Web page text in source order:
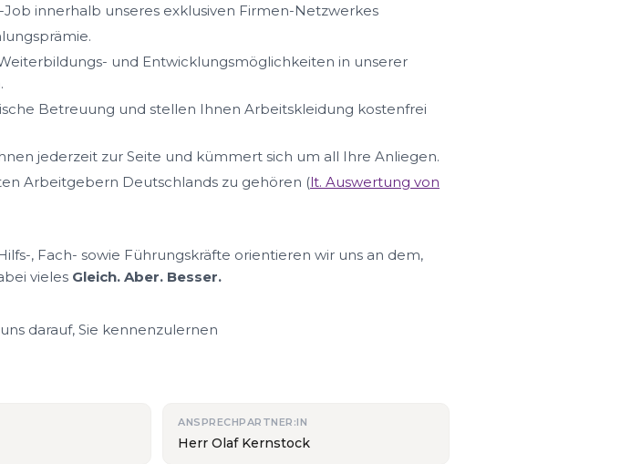
innerhalb unseres exklusiven Firmen-Netzwerkes
und Entwicklungsmöglichkeiten in unserer
Betreuung und stellen Ihnen Arbeitskleidung kostenfrei
jederzeit zur Seite und kümmert sich um all Ihre Anliegen.
Arbeitgebern Deutschlands zu gehören (lt. Auswertung von
, Fach- sowie Führungskräfte orientieren wir uns an dem,
vieles Gleich. Aber. Besser.
darauf, Sie kennenzulernen
ANSPRECHPARTNER:IN
Herr Olaf Kernstock